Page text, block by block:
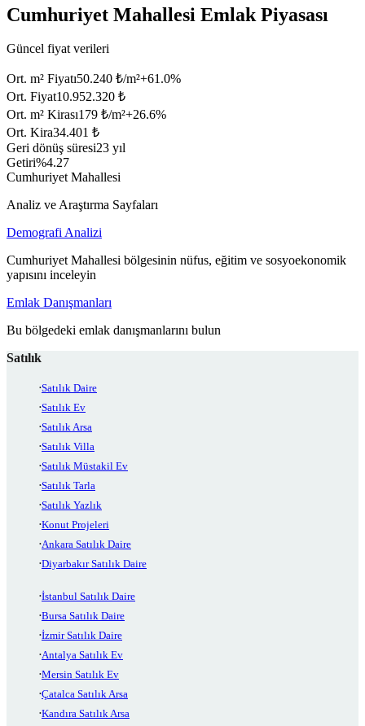
Cumhuriyet Mahallesi Emlak Piyasası
Güncel fiyat verileri
Ort. m² Fiyatı50.240 ₺/m²+61.0%
Ort. Fiyat10.952.320 ₺
Ort. m² Kirası179 ₺/m²+26.6%
Ort. Kira34.401 ₺
Geri dönüş süresi23 yıl
Getiri%4.27
Cumhuriyet Mahallesi
Analiz ve Araştırma Sayfaları
Demografi Analizi
Cumhuriyet Mahallesi bölgesinin nüfus, eğitim ve sosyoekonomik
yapısını inceleyin
Emlak Danışmanları
Bu bölgedeki emlak danışmanlarını bulun
Satılık
Satılık Daire
Satılık Ev
Satılık Arsa
Satılık Villa
Satılık Müstakil Ev
Satılık Tarla
Satılık Yazlık
Konut Projeleri
Ankara Satılık Daire
Diyarbakır Satılık Daire
İstanbul Satılık Daire
Bursa Satılık Daire
İzmir Satılık Daire
Antalya Satılık Ev
Mersin Satılık Ev
Çatalca Satılık Arsa
Kandıra Satılık Arsa